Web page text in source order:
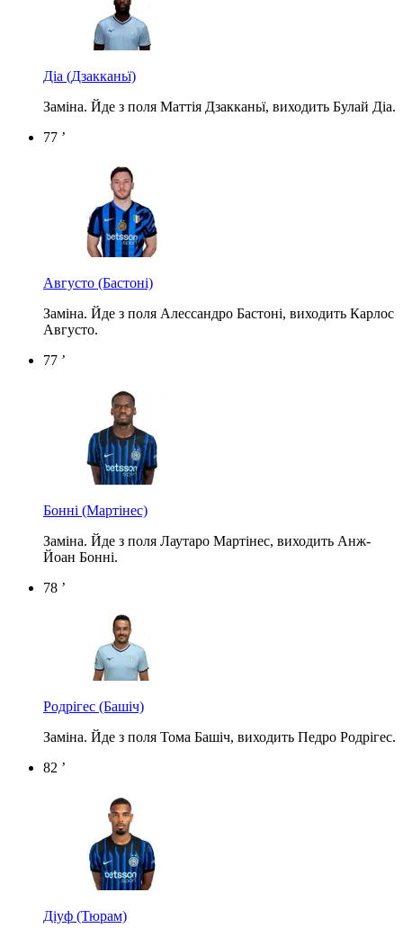
Діа (Дзакканьї)
Заміна. Йде з поля Маттія Дзакканьї, виходить Булай Діа.
77 ’
Августо (Бастоні)
Заміна. Йде з поля Алессандро Бастоні, виходить Карлос
Августо.
77 ’
Бонні (Мартінес)
Заміна. Йде з поля Лаутаро Мартінес, виходить Анж-
Йоан Бонні.
78 ’
Родрігес (Башіч)
Заміна. Йде з поля Тома Башіч, виходить Педро Родрігес.
82 ’
Діуф (Тюрам)